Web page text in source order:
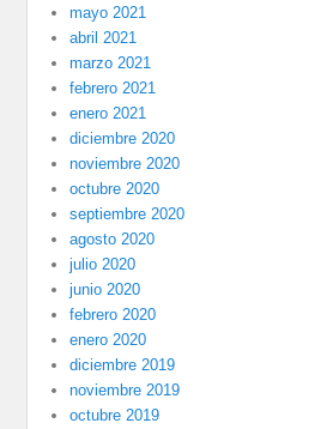
mayo 2021
abril 2021
marzo 2021
febrero 2021
enero 2021
diciembre 2020
noviembre 2020
octubre 2020
septiembre 2020
agosto 2020
julio 2020
junio 2020
febrero 2020
enero 2020
diciembre 2019
noviembre 2019
octubre 2019